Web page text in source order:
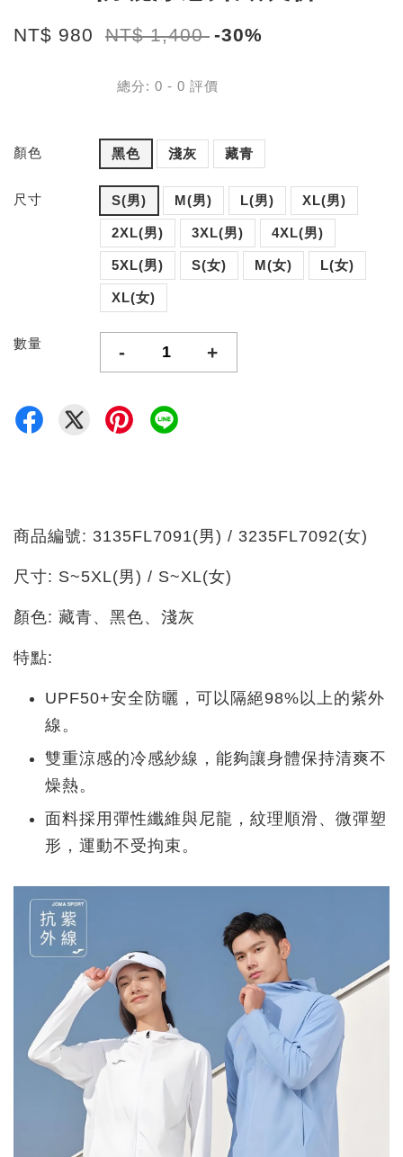
NT$ 980 NT$ 1,400 -30%
總分: 0 - 0 評價
顏色 黑色 淺灰 藏青
尺寸 S(男) M(男) L(男) XL(男)
2XL(男) 3XL(男) 4XL(男)
5XL(男) S(女) M(女) L(女)
XL(女)
數量 - +
商品編號: 3135FL7091(男) / 3235FL7092(女)
尺寸: S~5XL(男) / S~XL(女)
顏色: 藏青、黑色、淺灰
特點:
UPF50+安全防曬，可以隔絕98%以上的紫外
線。
雙重涼感的冷感紗線，能夠讓身體保持清爽不
燥熱。
面料採用彈性纖維與尼龍，紋理順滑、微彈塑
形，運動不受拘束。